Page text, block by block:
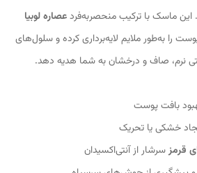
ماسک با ترکیب منحصربه‌فردعصاره لوبیا
را به‌طور ملایم لایه‌برداری کرده و سلول‌های
نرم، صاف و درخشان به شما هدیه دهد.
بافت پوست
خشکی یا تحریک
قرمزسرشار از آنتی‌اکسیدان